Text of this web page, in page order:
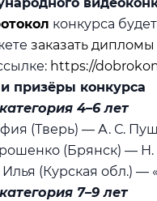
конкурса
заказать дипломы
https://
призёры конкурса
4–6 лет
(Тверь) — А. С.
(Брянск) —
Илья (Курская обл.) —
7–9 лет